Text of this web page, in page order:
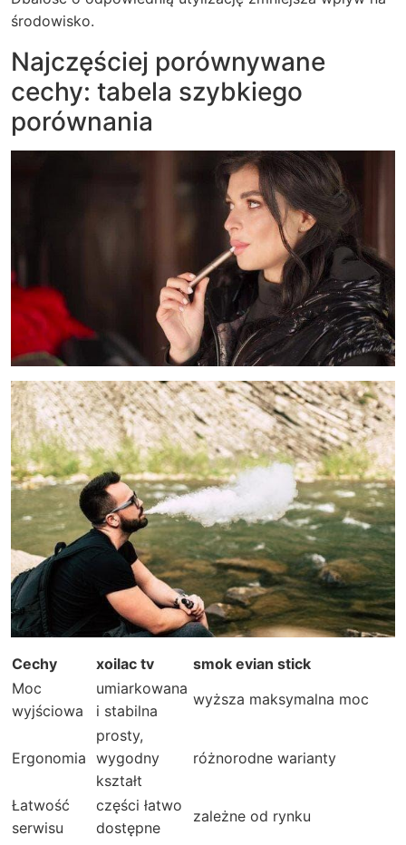
środowisko.
Najczęściej porównywane
cechy: tabela szybkiego
porównania
Cechy xoilac tv
smok evian stick
Moc
wyjściowa
umiarkowana
i stabilna
wyższa maksymalna moc
Ergonomia
prosty,
wygodny
kształt
różnorodne warianty
Łatwość
serwisu
części łatwo
dostępne
zależne od rynku